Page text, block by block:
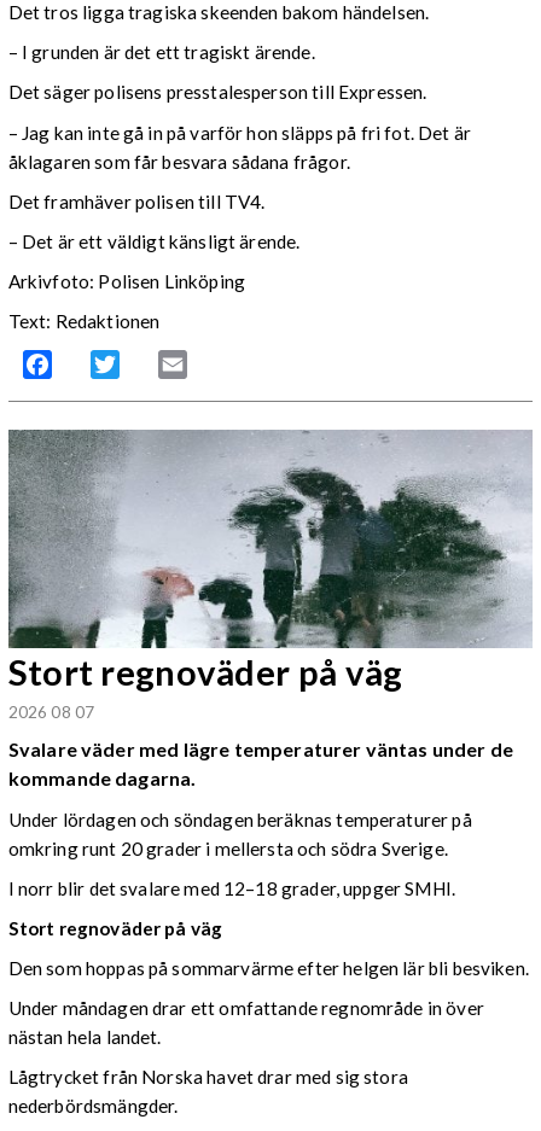
Det tros ligga tragiska skeenden bakom händelsen.
– I grunden är det ett tragiskt ärende.
Det säger polisens presstalesperson till Expressen.
– Jag kan inte gå in på varför hon släpps på fri fot. Det är
åklagaren som får besvara sådana frågor.
Det framhäver polisen till TV4.
– Det är ett väldigt känsligt ärende.
Arkivfoto: Polisen Linköping
Text: Redaktionen
Facebook Twitter
Stort regnoväder på väg
2026 08 07
Svalare väder med lägre temperaturer väntas under de
kommande dagarna.
Under lördagen och söndagen beräknas temperaturer på
omkring runt 20 grader i mellersta och södra Sverige.
I norr blir det svalare med 12–18 grader, uppger SMHI.
Stort regnoväder på väg
Den som hoppas på sommarvärme efter helgen lär bli besviken.
Under måndagen drar ett omfattande regnområde in över
nästan hela landet.
Lågtrycket från Norska havet drar med sig stora
nederbördsmängder.